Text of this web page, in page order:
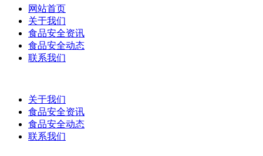
网站首页
关于我们
食品安全资讯
食品安全动态
联系我们
关于我们
食品安全资讯
食品安全动态
联系我们